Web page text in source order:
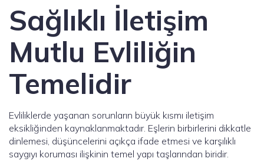
Sağlıklı İletişim
Mutlu Evliliğin
Temelidir
Evliliklerde yaşanan sorunların büyük kısmı iletişim
eksikliğinden kaynaklanmaktadır. Eşlerin birbirlerini dikkatle
dinlemesi, düşüncelerini açıkça ifade etmesi ve karşılıklı
saygıyı koruması ilişkinin temel yapı taşlarından biridir.